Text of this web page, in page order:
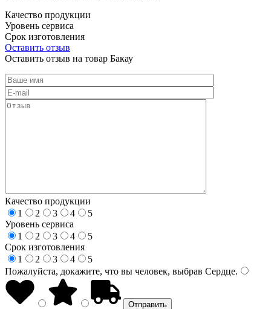
Качество продукции
Уровень сервиса
Срок изготовления
Оставить отзыв
Оставить отзыв на товар Бакау
Качество продукции
1
2 3 4
5
Уровень сервиса
1
2 3 4
5
Срок изготовления
1
2 3 4
5
Пожалуйста, докажите, что вы человек, выбрав Сердце.